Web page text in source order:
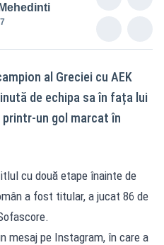
al Greciei cu AEK
de echipa sa în fața lui
un gol marcat în
cu două etape înainte de
a fost titular, a jucat 86 de
mesaj pe Instagram, în care a